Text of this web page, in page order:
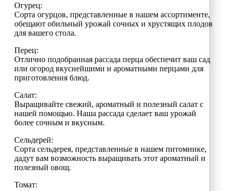
Огурец:
Сорта огурцов, представленные в нашем ассортименте,
обещают обильный урожай сочных и хрустящих плодов
для вашего стола.
Перец:
Отлично подобранная рассада перца обеспечит ваш сад
или огород вкуснейшими и ароматными перцами для
приготовления блюд.
Салат:
Выращивайте свежий, ароматный и полезный салат с
нашей помощью. Наша рассада сделает ваш урожай
более сочным и вкусным.
Сельдерей:
Сорта сельдерея, представленные в нашем питомнике,
дадут вам возможность выращивать этот ароматный и
полезный овощ.
Томат: